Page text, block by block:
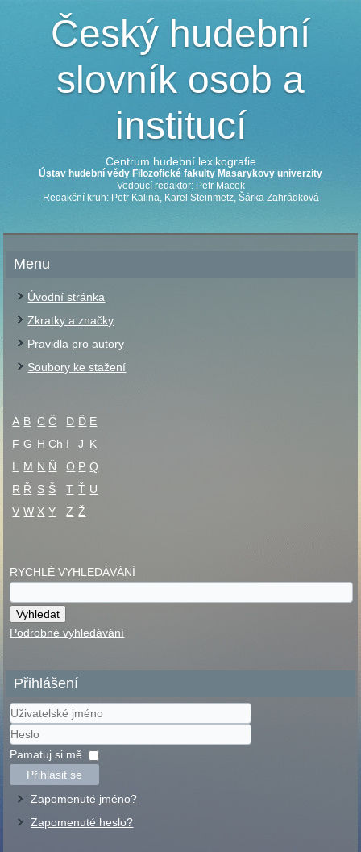
Český hudební
slovník osob a
institucí
Centrum hudební lexikografie
Ústav hudební vědy Filozofické fakulty Masarykovy univerzity
Vedoucí redaktor: Petr Macek
Redakční kruh: Petr Kalina, Karel Steinmetz, Šárka Zahrádková
Menu
Úvodní stránka
Zkratky a značky
Pravidla pro autory
Soubory ke stažení
A B C Č D Ď E
F G H Ch I J K
L
M N Ň O P Q
R Ř S Š T Ť U
V W X Y Z Ž
RYCHLÉ VYHLEDÁVÁNÍ
Podrobné vyhledávání
Přihlášení
Uživatelské
jméno
Heslo
Pamatuj si mě
Přihlásit se
Zapomenuté jméno?
Zapomenuté heslo?